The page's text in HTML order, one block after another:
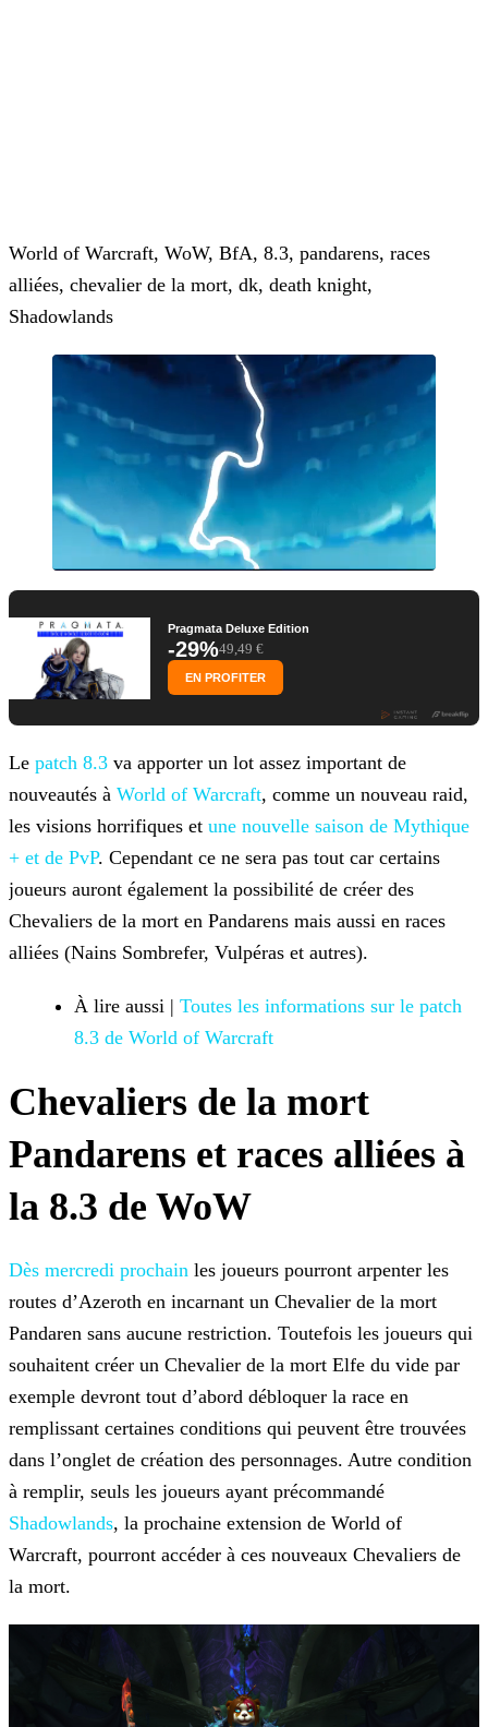
World of Warcraft, WoW, BfA, 8.3, pandarens, races
alliées, chevalier de la mort, dk, death knight,
Shadowlands
Pragmata Deluxe Edition
-29%49,49 €
EN PROFITER
Le patch 8.3 va apporter un lot assez important de
nouveautés à World of Warcraft, comme un nouveau raid,
les visions horrifiques et une nouvelle saison de Mythique
+ et de PvP. Cependant ce ne sera pas tout car certains
joueurs auront également la possibilité de créer des
Chevaliers de la mort en Pandarens mais aussi en races
alliées (Nains Sombrefer, Vulpéras et autres).
À lire aussi | Toutes les informations sur le patch
8.3 de World of Warcraft
Chevaliers de la mort
Pandarens et races alliées à
la 8.3 de WoW
Dès mercredi prochain les joueurs pourront arpenter les
routes d’Azeroth en incarnant un Chevalier de la mort
Pandaren sans aucune restriction. Toutefois les joueurs qui
souhaitent créer un Chevalier de la mort Elfe du vide par
exemple devront tout d’abord débloquer la race en
remplissant certaines conditions qui peuvent être trouvées
dans l’onglet de création des personnages. Autre condition
à remplir, seuls les joueurs ayant précommandé
Shadowlands, la prochaine extension de World of
Warcraft, pourront accéder à ces nouveaux Chevaliers de
la mort.